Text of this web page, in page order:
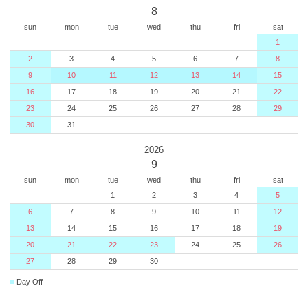
8
sun mon tue wed thu fri
sat
1
2
3 4 5 6 7
8
9
10 11 12 13 14
15
16
17 18 19 20 21
22
23
24 25 26 27 28
29
30
31
2026
9
sun mon tue wed thu fri
sat
1
2 3 4
5
6
7 8 9 10 11
12
13
14 15 16 17 18
19
20
21 22 23 24 25
26
27
28 29 30
■ Day Off